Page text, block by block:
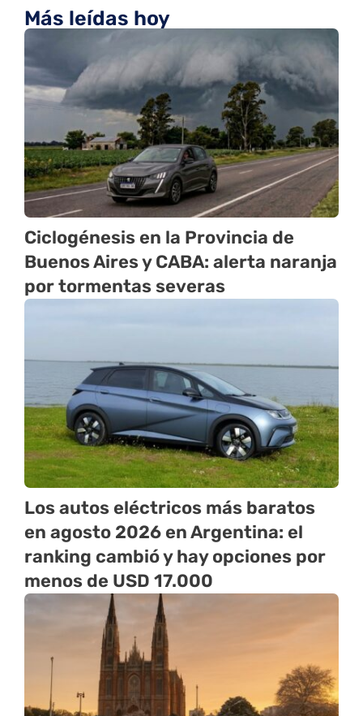
Más leídas hoy
Ciclogénesis en la Provincia de
Buenos Aires y CABA: alerta naranja
por tormentas severas
Los autos eléctricos más baratos
en agosto 2026 en Argentina: el
ranking cambió y hay opciones por
menos de USD 17.000